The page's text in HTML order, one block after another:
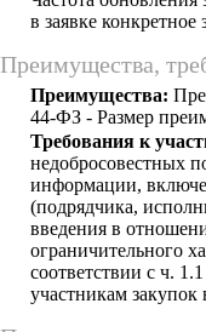
в заявке конкретное
Преимущества,
Преимущества:
44-ФЗ - Размер
Требования к
недобросовестных
информации,
(подрядчика,
введения в
ограничительного
соответствии с ч.
участникам